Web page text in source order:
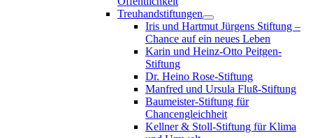
Treuhandstiftungen
Iris und Hartmut Jürgens Stiftung –
Chance auf ein neues Leben
Karin und Heinz-Otto Peitgen-
Stiftung
Dr. Heino Rose-Stiftung
Manfred und Ursula Fluß-Stiftung
Baumeister-Stiftung für
Chancengleichheit
Kellner & Stoll-Stiftung für Klima